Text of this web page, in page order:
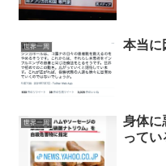
世界一周 本当に
世界一周
身体に
ってい